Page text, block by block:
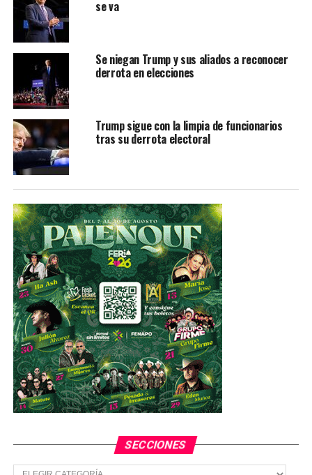
TEMAS RELACIONADOS
VENEZUELA
YA VIENE
Hijos del Chapo asesinaron al periodista Javier Valdez
NO TE PIERDAS
Peña Nieto habría recibido 100 millones de dólares del
Chapo Guzmán
se va
Se niegan Trump y sus aliados a reconocer
derrota en elecciones
Trump sigue con la limpia de funcionarios
tras su derrota electoral
SECCIONES
Secciones